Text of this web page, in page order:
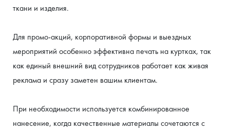
ткани и изделия.
Для промо-акций, корпоративной формы и выездных
мероприятий особенно эффективна печать на куртках, так
как единый внешний вид сотрудников работает как живая
реклама и сразу заметен вашим клиентам.
При необходимости используется комбинированное
нанесение, когда качественные материалы сочетаются с